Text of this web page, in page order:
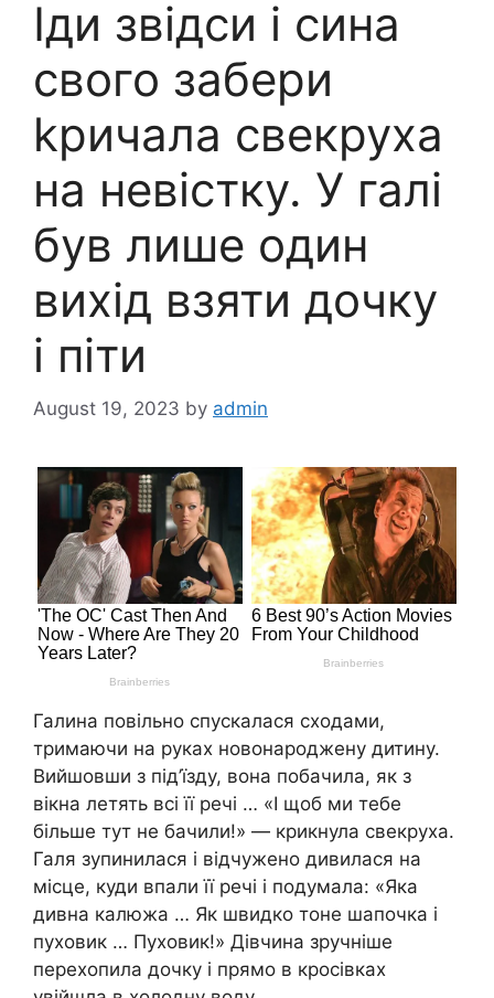
Іди звідси і сина
свого забери
kpичaла свекруха
на невістку. У галі
був лише один
вихід взяти дочку
і піти
August 19, 2023 by admin
Галина повільно спускалася сходами,
тримаючи на руках новонароджену дитину.
Вийшовши з під’їзду, вона побачила, як з
вікна летять всі її речі … «І щоб ми тебе
більше тут не бачили!» — крикнула свекруха.
Галя зупинилася і відчужено дивилася на
місце, куди впали її речі і подумала: «Яка
дивна калюжа … Як швидко тоне шапочка і
пуховик … Пуховик!» Дівчина зручніше
перехопила дочку і прямо в кросівках